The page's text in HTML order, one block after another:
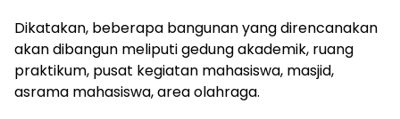
Dikatakan, beberapa bangunan yang direncanakan
akan dibangun meliputi gedung akademik, ruang
praktikum, pusat kegiatan mahasiswa, masjid,
asrama mahasiswa, area olahraga.